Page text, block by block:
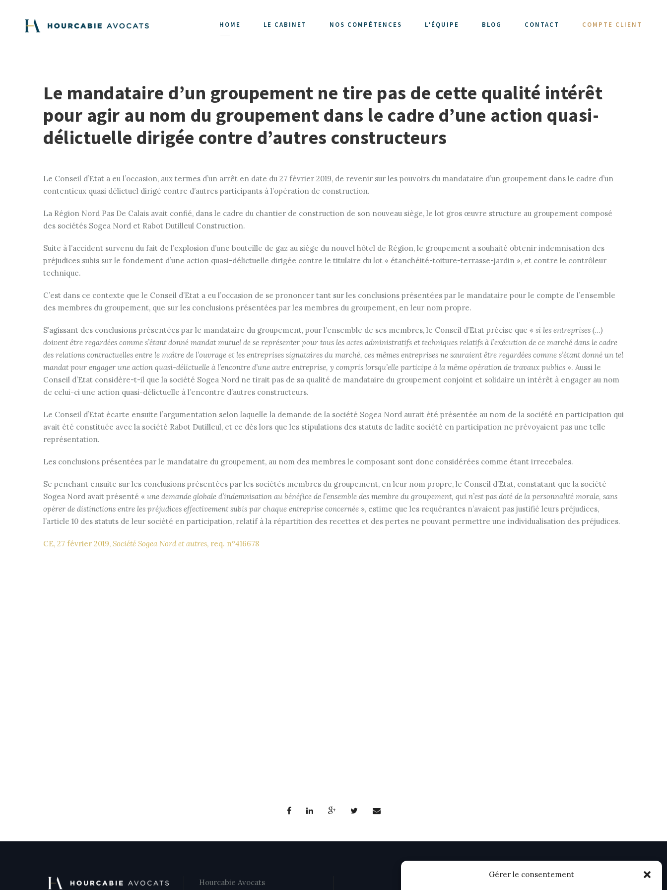
Gérer le consentement
HOME LE CABINET NOS COMPÉTENCES L’ÉQUIPE BLOG CONTACT COMPTE CLIENT
Le mandataire d’un groupement ne tire pas de cette qualité intérêt
pour agir au nom du groupement dans le cadre d’une action quasi-
délictuelle dirigée contre d’autres constructeurs
Le Conseil d’Etat a eu l’occasion, aux termes d’un arrêt en date du 27 février 2019, de revenir sur les pouvoirs du mandataire d’un groupement dans le cadre d’un
contentieux quasi délictuel dirigé contre d’autres participants à l’opération de construction.
La Région Nord Pas De Calais avait confié, dans le cadre du chantier de construction de son nouveau siège, le lot gros œuvre structure au groupement composé
des sociétés Sogea Nord et Rabot Dutilleul Construction.
Suite à l’accident survenu du fait de l’explosion d’une bouteille de gaz au siège du nouvel hôtel de Région, le groupement a souhaité obtenir indemnisation des
préjudices subis sur le fondement d’une action quasi-délictuelle dirigée contre le titulaire du lot « étanchéité-toiture-terrasse-jardin », et contre le contrôleur
technique.
C’est dans ce contexte que le Conseil d’Etat a eu l’occasion de se prononcer tant sur les conclusions présentées par le mandataire pour le compte de l’ensemble
des membres du groupement, que sur les conclusions présentées par les membres du groupement, en leur nom propre.
S’agissant des conclusions présentées par le mandataire du groupement, pour l’ensemble de ses membres, le Conseil d’Etat précise que « si les entreprises (…)
doivent être regardées comme s’étant donné mandat mutuel de se représenter pour tous les actes administratifs et techniques relatifs à l’exécution de ce marché dans le cadre
des relations contractuelles entre le maître de l’ouvrage et les entreprises signataires du marché, ces mêmes entreprises ne sauraient être regardées comme s’étant donné un tel
mandat pour engager une action quasi-délictuelle à l’encontre d’une autre entreprise, y compris lorsqu’elle participe à la même opération de travaux publics ». Aussi le
Conseil d’Etat considère-t-il que la société Sogea Nord ne tirait pas de sa qualité de mandataire du groupement conjoint et solidaire un intérêt à engager au nom
de celui-ci une action quasi-délictuelle à l’encontre d’autres constructeurs.
Le Conseil d’Etat écarte ensuite l’argumentation selon laquelle la demande de la société Sogea Nord aurait été présentée au nom de la société en participation qui
avait été constituée avec la société Rabot Dutilleul, et ce dès lors que les stipulations des statuts de ladite société en participation ne prévoyaient pas une telle
représentation.
Les conclusions présentées par le mandataire du groupement, au nom des membres le composant sont donc considérées comme étant irrecebales.
Se penchant ensuite sur les conclusions présentées par les sociétés membres du groupement, en leur nom propre, le Conseil d’Etat, constatant que la société
Sogea Nord avait présenté « une demande globale d’indemnisation au bénéfice de l’ensemble des membre du groupement, qui n’est pas doté de la personnalité morale, sans
opérer de distinctions entre les préjudices effectivement subis par chaque entreprise concernée », estime que les requérantes n’avaient pas justifié leurs préjudices,
l’article 10 des statuts de leur société en participation, relatif à la répartition des recettes et des pertes ne pouvant permettre une individualisation des préjudices.
CE, 27 février 2019, Société Sogea Nord et autres, req. n°416678
Hourcabie Avocats